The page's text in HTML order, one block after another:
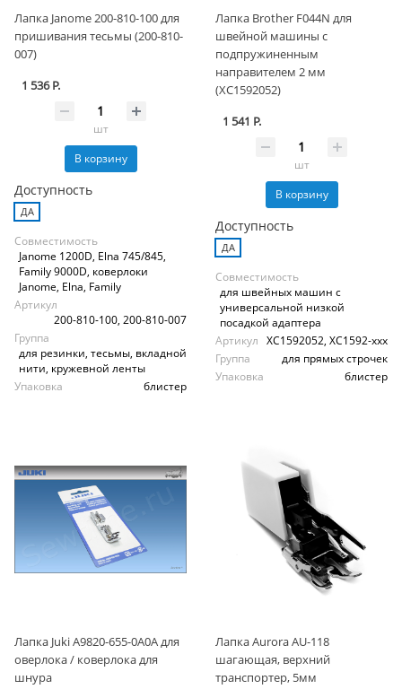
Лапка Janome 200-810-100 для
пришивания тесьмы (200-810-
007)
1 536 Р.
шт
В корзину
Доступность
ДА
Совместимость
Janome 1200D, Elna 745/845,
Family 9000D, коверлоки
Janome, Elna, Family
Артикул
200-810-100, 200-810-007
Группа
для резинки, тесьмы, вкладной
нити, кружевной ленты
Упаковка
блистер
Лапка Brother F044N для
швейной машины с
подпружиненным
направителем 2 мм
(XC1592052)
1 541 Р.
шт
В корзину
Доступность
ДА
Совместимость
для швейных машин с
универсальной низкой
посадкой адаптера
Артикул XC1592052, XC1592-xxx
Группа
для прямых строчек
Упаковка
блистер
Лапка Juki A9820-655-0A0A для
оверлока / коверлока для
шнура
Лапка Aurora AU-118
шагающая, верхний
транспортер, 5мм